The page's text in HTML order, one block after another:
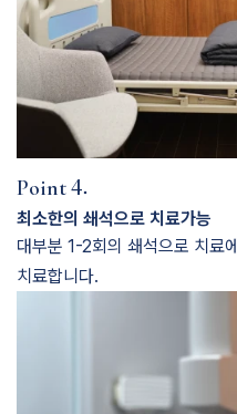
Point4.
최소한의 쇄석으로 치료가능
대부분 1-2회의 쇄석으로 치료
치료합니다.